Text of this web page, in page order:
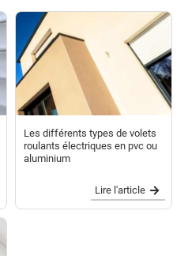
Les différents types de volets
roulants électriques en pvc ou
aluminium
Lire l'article